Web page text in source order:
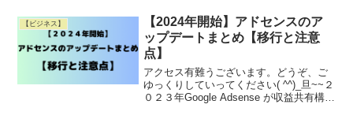
万円という目標達成には、まだ道のり
Read More
【ビジネス】
【2024年開始】アドセンスのア
ップデートまとめ【移行と注意
点】
アクセス有難うございます。どうぞ、ご
ゆっくりしていってください( ^^)_旦~~２
０２３年Google Adsense が収益共有構造